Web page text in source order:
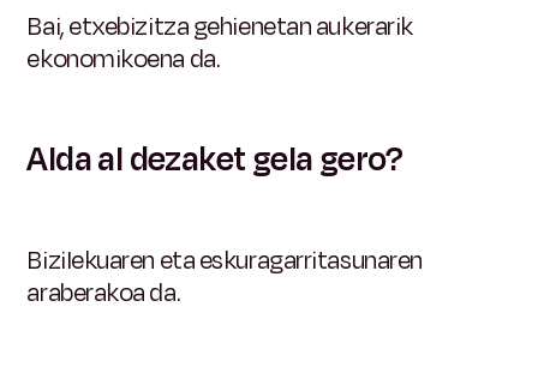
Bai, etxebizitza gehienetan aukerarik
ekonomikoena da.
Alda al dezaket gela gero?
Bizilekuaren eta eskuragarritasunaren
araberakoa da.